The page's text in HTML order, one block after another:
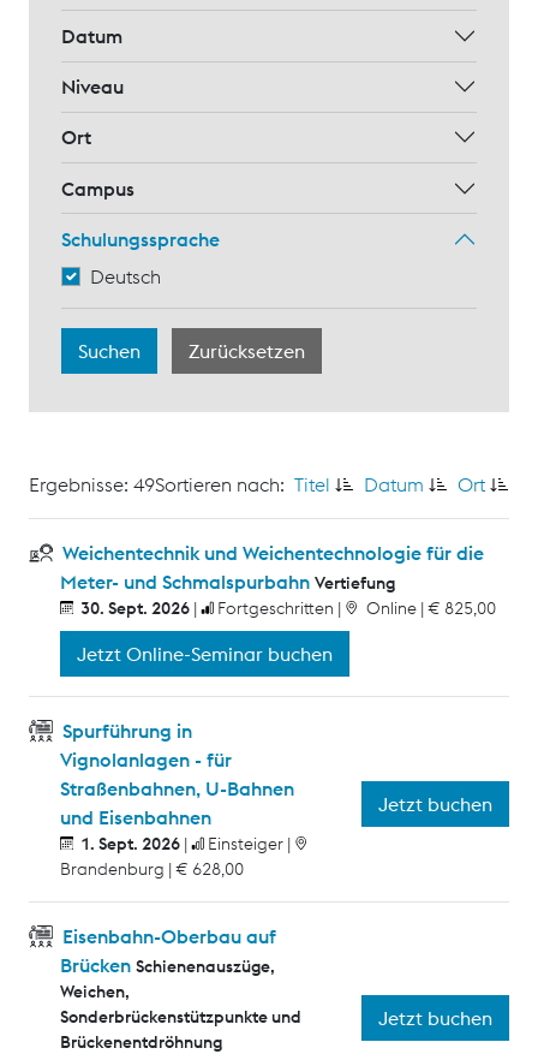
Datum
Niveau
Ort
Campus
Schulungssprache
Deutsch
Ergebnisse: 49Sortieren nach: Titel Datum Ort
Weichentechnik und Weichentechnologie für die
Meter- und Schmalspurbahn Vertiefung
30. Sept. 2026
Fortgeschritten Online € 825,00
Jetzt Online-Seminar buchen
Spurführung in
Vignolanlagen - für
Straßenbahnen, U-Bahnen
und Eisenbahnen
1. Sept. 2026
Einsteiger
Brandenburg € 628,00
Jetzt buchen
Eisenbahn-Oberbau auf
Brücken Schienenauszüge,
Weichen,
Sonderbrückenstützpunkte und
Brückenentdröhnung
Jetzt buchen